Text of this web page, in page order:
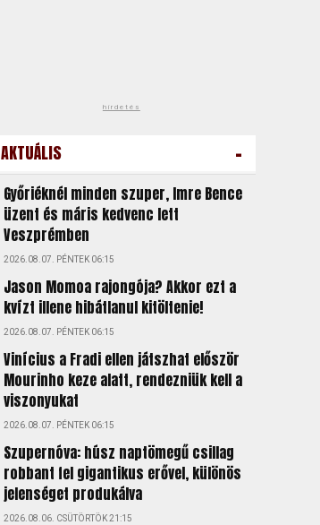
hirdetés
AKTUÁLIS -
Győriéknél minden szuper, Imre Bence
üzent és máris kedvenc lett
Veszprémben
2026.08.07. PÉNTEK 06:15
Jason Momoa rajongója? Akkor ezt a
kvízt illene hibátlanul kitöltenie!
2026.08.07. PÉNTEK 06:15
Vinícius a Fradi ellen játszhat először
Mourinho keze alatt, rendezniük kell a
viszonyukat
2026.08.07. PÉNTEK 06:15
Szupernóva: húsz naptömegű csillag
robbant fel gigantikus erővel, különös
jelenséget produkálva
2026.08.06. CSÜTÖRTÖK 21:15